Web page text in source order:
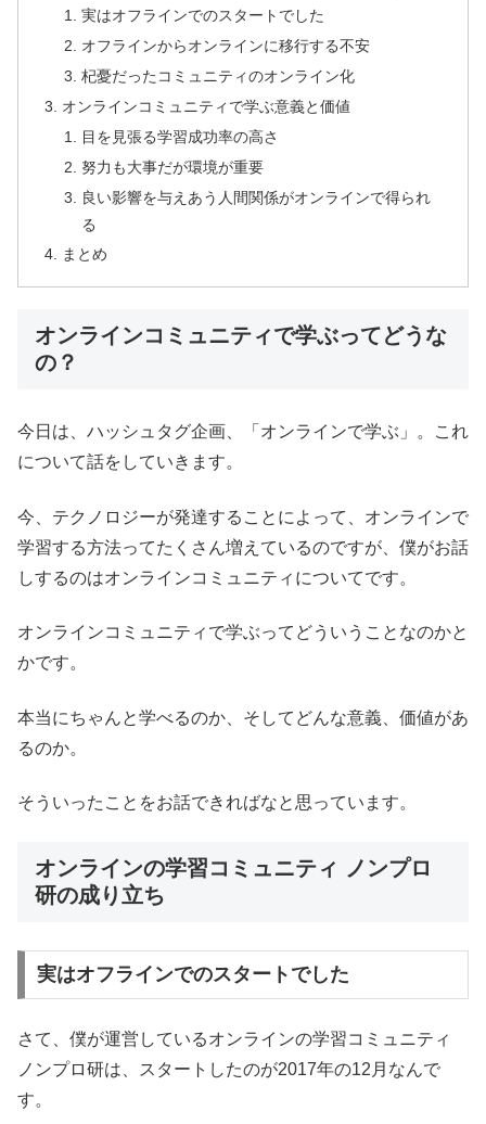
実はオフラインでのスタートでした
オフラインからオンラインに移行する不安
杞憂だったコミュニティのオンライン化
オンラインコミュニティで学ぶ意義と価値
目を見張る学習成功率の高さ
努力も大事だが環境が重要
良い影響を与えあう人間関係がオンラインで得られ
る
まとめ
オンラインコミュニティで学ぶってどうな
の？
今日は、ハッシュタグ企画、「オンラインで学ぶ」。これ
について話をしていきます。
今、テクノロジーが発達することによって、オンラインで
学習する方法ってたくさん増えているのですが、僕がお話
しするのはオンラインコミュニティについてです。
オンラインコミュニティで学ぶってどういうことなのかと
かです。
本当にちゃんと学べるのか、そしてどんな意義、価値があ
るのか。
そういったことをお話できればなと思っています。
オンラインの学習コミュニティ ノンプロ
研の成り立ち
実はオフラインでのスタートでした
さて、僕が運営しているオンラインの学習コミュニティ
ノンプロ研は、スタートしたのが2017年の12月なんで
す。